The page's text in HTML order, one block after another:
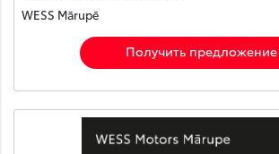
WESS Mārupē
Получить предложение